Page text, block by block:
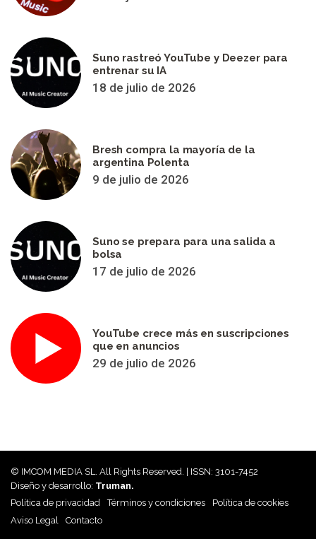
Suno rastreó YouTube y Deezer para
entrenar su IA
18 de julio de 2026
Bresh compra la mayoría de la
argentina Polenta
9 de julio de 2026
Suno se prepara para una salida a
bolsa
17 de julio de 2026
YouTube crece más en suscripciones
que en anuncios
29 de julio de 2026
© IMCOM MEDIA SL. All Rights Reserved. | ISSN: 3101-7452
Diseño y desarrollo: Truman.
Política de privacidad
Términos y condiciones
Política de cookies
Aviso Legal
Contacto